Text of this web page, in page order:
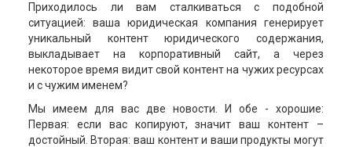
Приходилось ли вам сталкиваться с подобной
ситуацией: ваша юридическая компания генерирует
уникальный контент юридического содержания,
выкладывает на корпоративный сайт, а через
некоторое время видит свой контент на чужих ресурсах
и с чужим именем?
Мы имеем для вас две новости. И обе - хорошие:
Первая: если вас копируют, значит ваш контент –
достойный. Вторая: ваш контент и ваши продукты могут